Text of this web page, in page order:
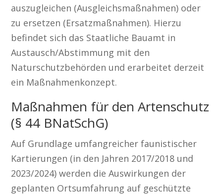
auszugleichen (Ausgleichsmaßnahmen) oder
zu ersetzen (Ersatzmaßnahmen). Hierzu
befindet sich das Staatliche Bauamt in
Austausch/Abstimmung mit den
Naturschutzbehörden und erarbeitet derzeit
ein Maßnahmenkonzept.
Maßnahmen für den Artenschutz
(§ 44 BNatSchG)
Auf Grundlage umfangreicher faunistischer
Kartierungen (in den Jahren 2017/2018 und
2023/2024) werden die Auswirkungen der
geplanten Ortsumfahrung auf geschützte